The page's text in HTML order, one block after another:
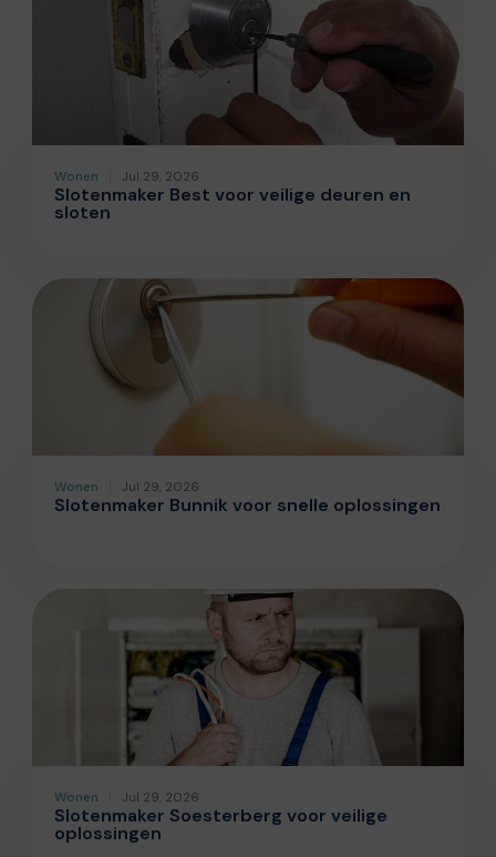
Wonen Jul 29, 2026
Slotenmaker Best voor veilige deuren en
sloten
Wonen Jul 29, 2026
Slotenmaker Bunnik voor snelle oplossingen
Wonen Jul 29, 2026
Slotenmaker Soesterberg voor veilige
oplossingen